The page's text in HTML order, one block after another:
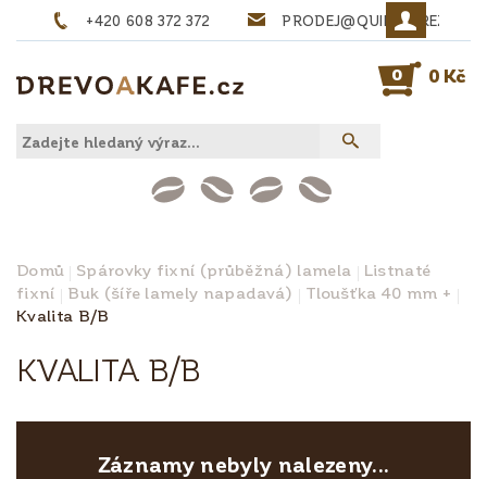
+420 608 372 372 PRODEJ@QUINTA-
0 0 Kč
Domů Spárovky fixní (průběžná) lamela
Listnaté
fixní
Buk (šíře lamely napadavá)
Tloušťka 40 mm +
Kvalita B/B
KVALITA B/B
Záznamy nebyly nalezeny...